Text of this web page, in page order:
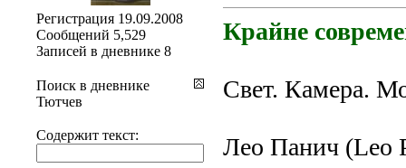
Крайне
Свет. Камера.
Лео Панич (Leo
Регистрация 19.09.2008
Сообщений 5,529
Записей в дневнике 8
Поиск в дневнике
Тютчев
Содержит текст: